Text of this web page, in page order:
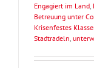
Engagiert im Land
Betreuung unter
Krisenfestes
Stadtradeln